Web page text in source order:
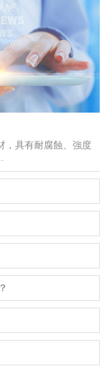
，具有耐腐蝕、強度